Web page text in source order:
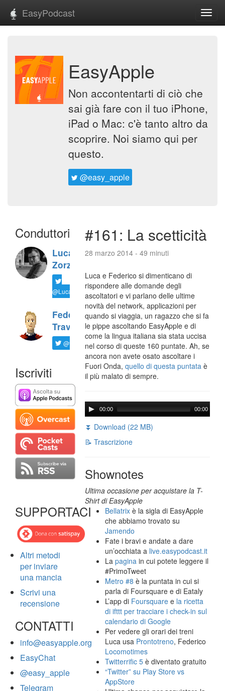
EasyPodcast
EasyApple
Non accontentarti di ciò che
sai già fare con il tuo iPhone,
iPad o Mac: c'è tanto altro da
scoprire. Noi siamo qui per
questo.
@easy_apple
Conduttori
Luca
Zorzi
@LucaTNT
Federico
Travaini
@ftrava
Iscriviti
SUPPORTACI
Altri metodi
per inviare
una mancia
Scrivi una
recensione
CONTATTI
info@easyapple.org
EasyChat
@easy_apple
Telegram
#161: La scetticità
28 marzo 2014 - 49 minuti
Luca e Federico si dimenticano di
rispondere alle domande degli
ascoltatori e vi parlano delle ultime
novità del network, applicazioni per
quando si viaggia, un ragazzo che si fa
le pippe ascoltando EasyApple e di
come la lingua italiana sia stata uccisa
nel corso di queste 160 puntate. Ah, se
ancora non avete osato ascoltare i
Fuori Onda,quello di questa puntata è
il più malato di sempre.
00:00 00:00
⏬ Download (22 MB)
📝 Trascrizione
Shownotes
Ultima occasione per acquistare la T-
Shirt di EasyApple
Bellatrix è la sigla di EasyApple
che abbiamo trovato su
Jamendo
Fate i bravi e andate a dare
un’occhiata a live.easypodcast.it
Lapagina in cui potete leggere il
#PrimoTweet
Metro #8 è la puntata in cui si
parla di Foursquare e di Eataly
L’app di Foursquare e la ricetta
di ifttt per tracciare i check-in sul
calendario di Google
Per vedere gli orari dei treni
Luca usa Prontotreno, Federico
Locomotimes
Twitterrific 5 è diventato gratuito
“Twitter” su Play Store vs
AppStore